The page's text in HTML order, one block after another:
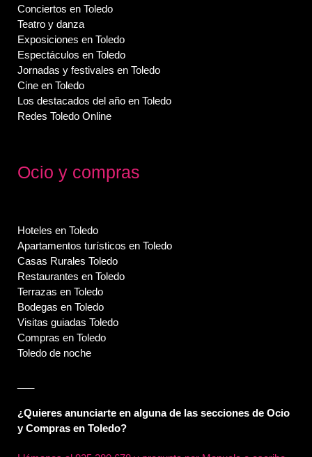
Conciertos en Toledo
Teatro y danza
Exposiciones en Toledo
Espectáculos en Toledo
Jornadas y festivales en Toledo
Cine en Toledo
Los destacados del año en Toledo
Redes Toledo Online
Ocio y compras
Hoteles en Toledo
Apartamentos turísticos en Toledo
Casas Rurales Toledo
Restaurantes en Toledo
Terrazas en Toledo
Bodegas en Toledo
Visitas guiadas Toledo
Compras en Toledo
Toledo de noche
¿Quieres anunciarte en alguna de las secciones de Ocio
y Compras en Toledo?